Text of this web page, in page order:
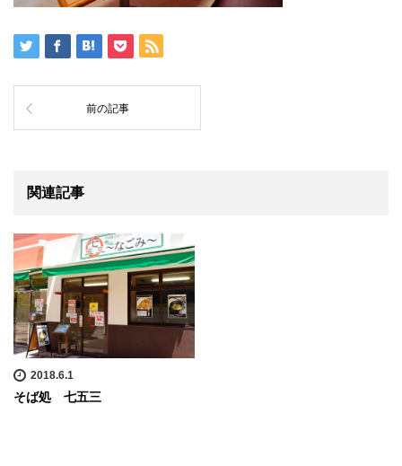
前の記事
関連記事
2018.6.1
そば処 七五三